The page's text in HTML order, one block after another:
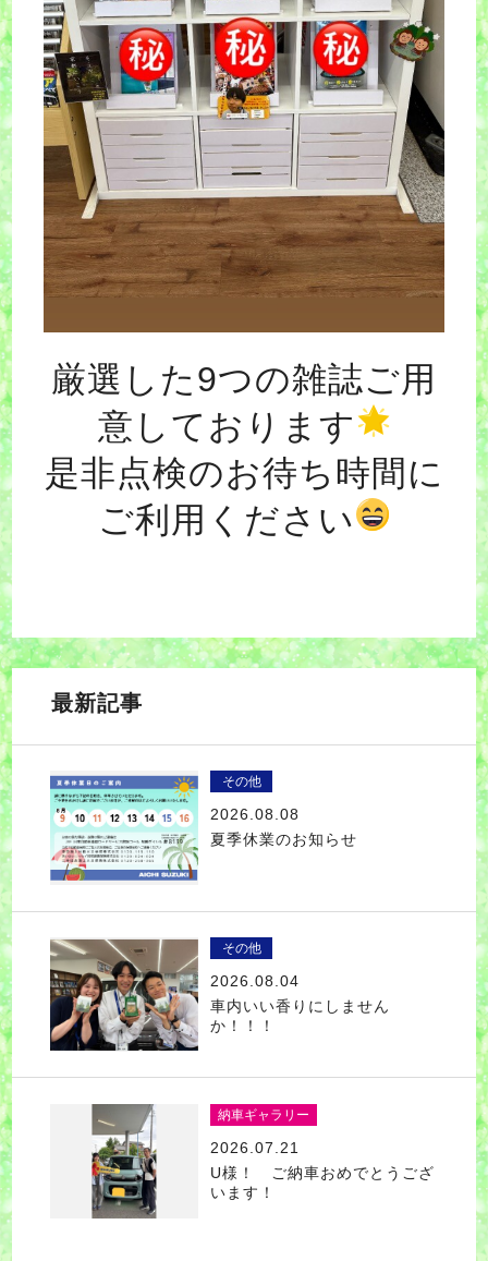
厳選した9つの雑誌ご用
意しております
是非点検のお待ち時間に
ご利用ください
最新記事
その他
2026.08.08
夏季休業のお知らせ
その他
2026.08.04
車内いい香りにしません
か！！！
納車ギャラリー
2026.07.21
U様！ ご納車おめでとうござ
います！